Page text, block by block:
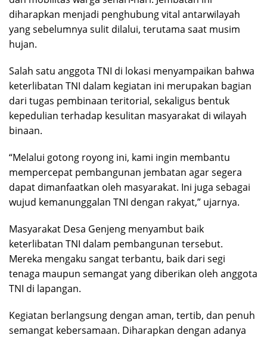
diharapkan menjadi penghubung vital antarwilayah
yang sebelumnya sulit dilalui, terutama saat musim
hujan.
Salah satu anggota TNI di lokasi menyampaikan bahwa
keterlibatan TNI dalam kegiatan ini merupakan bagian
dari tugas pembinaan teritorial, sekaligus bentuk
kepedulian terhadap kesulitan masyarakat di wilayah
binaan.
“Melalui gotong royong ini, kami ingin membantu
mempercepat pembangunan jembatan agar segera
dapat dimanfaatkan oleh masyarakat. Ini juga sebagai
wujud kemanunggalan TNI dengan rakyat,” ujarnya.
Masyarakat Desa Genjeng menyambut baik
keterlibatan TNI dalam pembangunan tersebut.
Mereka mengaku sangat terbantu, baik dari segi
tenaga maupun semangat yang diberikan oleh anggota
TNI di lapangan.
Kegiatan berlangsung dengan aman, tertib, dan penuh
semangat kebersamaan. Diharapkan dengan adanya